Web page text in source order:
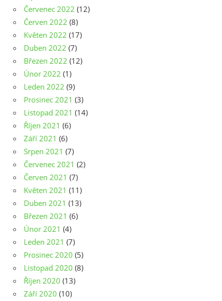
Červenec 2022 (12)
Červen 2022 (8)
Květen 2022 (17)
Duben 2022 (7)
Březen 2022 (12)
Únor 2022 (1)
Leden 2022 (9)
Prosinec 2021 (3)
Listopad 2021 (14)
Říjen 2021 (6)
Září 2021 (6)
Srpen 2021 (7)
Červenec 2021 (2)
Červen 2021 (7)
Květen 2021 (11)
Duben 2021 (13)
Březen 2021 (6)
Únor 2021 (4)
Leden 2021 (7)
Prosinec 2020 (5)
Listopad 2020 (8)
Říjen 2020 (13)
Září 2020 (10)